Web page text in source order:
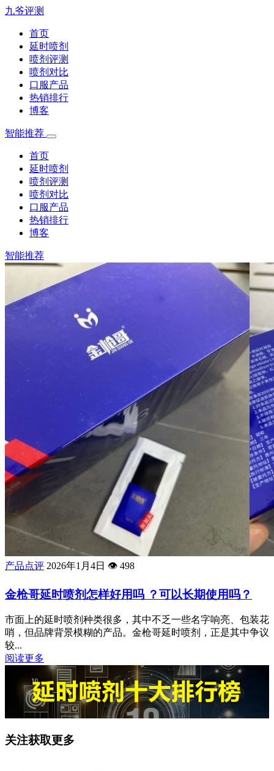
九爷评测
首页
延时喷剂
喷剂评测
喷剂对比
口服产品
热销排行
博客
智能推荐
首页
延时喷剂
喷剂评测
喷剂对比
口服产品
热销排行
博客
智能推荐
产品点评 2026年1月4日 👁️ 498
金枪哥延时喷剂怎样好用吗 ？可以长期使用吗？
市面上的延时喷剂种类很多，其中不乏一些名字响亮、包装花
哨，但品牌背景模糊的产品。金枪哥延时喷剂，正是其中争议
较...
阅读更多
关注获取更多